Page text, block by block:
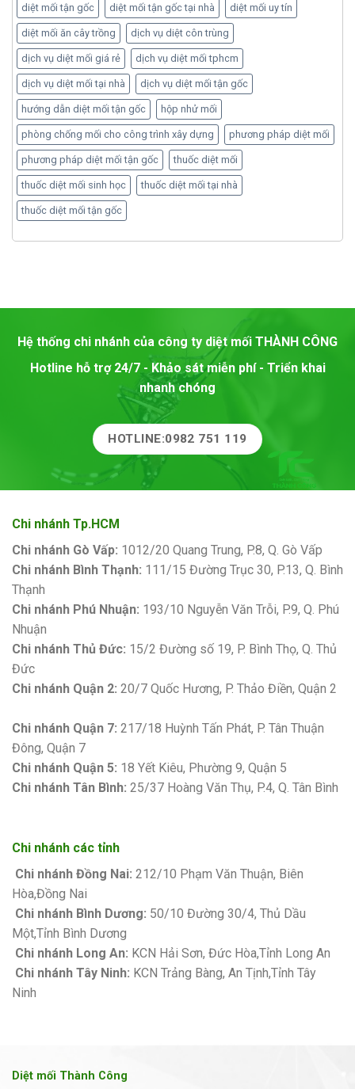
diệt mối tận gốc diệt mối tận gốc tại nhà diệt mối uy tín
diệt mối ăn cây trồng dịch vụ diệt côn trùng
dịch vụ diệt mối giá rẻ dịch vụ diệt mối tphcm
dịch vụ diệt mối tại nhà dịch vụ diệt mối tận gốc
hướng dẫn diệt mối tận gốc hộp nhử mối
phòng chống mối cho công trình xây dựng phương pháp diệt mối
phương pháp diệt mối tận gốc thuốc diệt mối
thuốc diệt mối sinh học thuốc diệt mối tại nhà
thuốc diệt mối tận gốc
Hệ thống chi nhánh của công ty diệt mối THÀNH CÔNG
Hotline hỗ trợ 24/7 - Khảo sát miễn phí - Triển khai
nhanh chóng
HOTLINE:0982 751 119
Chi nhánh Tp.HCM
Chi nhánh Gò Vấp: 1012/20 Quang Trung, P.8, Q. Gò Vấp
Chi nhánh Bình Thạnh: 111/15 Đường Trục 30, P.13, Q. Bình
Thạnh
Chi nhánh Phú Nhuận: 193/10 Nguyễn Văn Trỗi, P.9, Q. Phú
Nhuận
Chi nhánh Thủ Đức: 15/2 Đường số 19, P. Bình Thọ, Q. Thủ
Đức
Chi nhánh Quận 2: 20/7 Quốc Hương, P. Thảo Điền, Quận 2
Chi nhánh Quận 7: 217/18 Huỳnh Tấn Phát, P. Tân Thuận
Đông, Quận 7
Chi nhánh Quận 5: 18 Yết Kiêu, Phường 9, Quận 5
Chi nhánh Tân Bình: 25/37 Hoàng Văn Thụ, P.4, Q. Tân Bình
Chi nhánh các tỉnh
Chi nhánh Đồng Nai: 212/10 Phạm Văn Thuận, Biên
Hòa,Đồng Nai
Chi nhánh Bình Dương: 50/10 Đường 30/4, Thủ Dầu
Một,Tỉnh Bình Dương
Chi nhánh Long An: KCN Hải Sơn, Đức Hòa,Tỉnh Long An
Chi nhánh Tây Ninh: KCN Trảng Bàng, An Tịnh,Tỉnh Tây
Ninh
Diệt mối Thành Công